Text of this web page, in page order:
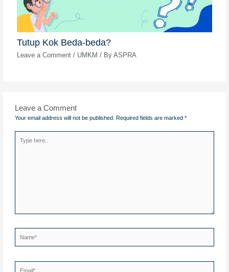
Tutup Kok Beda-beda?
Leave a Comment / UMKM / ByASPRA
Leave a Comment
Your email address will not be published. Required fields are marked*
here..